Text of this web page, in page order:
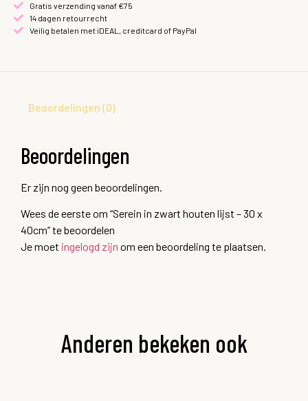
Gratis verzending vanaf €75
14 dagen retourrecht
Veilig betalen met iDEAL, creditcard of PayPal
Beoordelingen (0)
Beoordelingen
Er zijn nog geen beoordelingen.
Wees de eerste om “Serein in zwart houten lijst – 30 x
40cm” te beoordelen
Je moet ingelogd zijn om een beoordeling te plaatsen.
Anderen bekeken ook